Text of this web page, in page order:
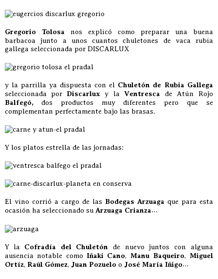
Gregorio Tolosa nos explicó como preparar una buena
barbacoa junto a unos cuantos chuletones de vaca rubia
gallega seleccionada por DISCARLUX
y la parrilla ya dispuesta con el Chuletón de Rubia Gallega
seleccionada por Discarlux y la Ventresca de Atún Rojo
Balfegó, dos productos muy diferentes pero que se
complementan perfectamente bajo las brasas.
Y los platos estrella de las jornadas:
El vino corrió a cargo de las Bodegas Arzuaga que para esta
ocasión ha seleccionado su Arzuaga Crianza…
Y la Cofradía del Chuletón de nuevo juntos con alguna
ausencia notable como Iñaki Cano, Manu Baqueiro, Miguel
Ortíz, Raúl Gómez, Juan Pozuelo o José María Iñigo…